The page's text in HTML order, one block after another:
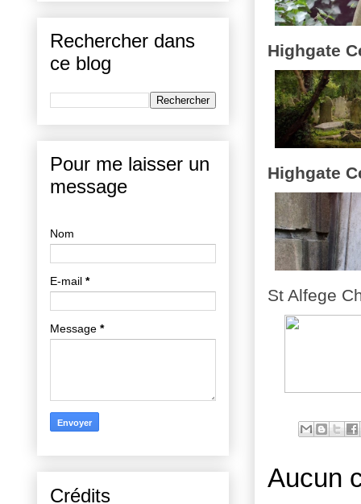
Highgate
Highgate
St Alfege
Aucun
Rechercher dans
ce blog
Pour me laisser un
message
Nom
E-mail *
Message *
Crédits